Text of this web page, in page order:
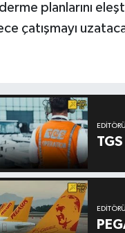
planlarını
çatışmayı